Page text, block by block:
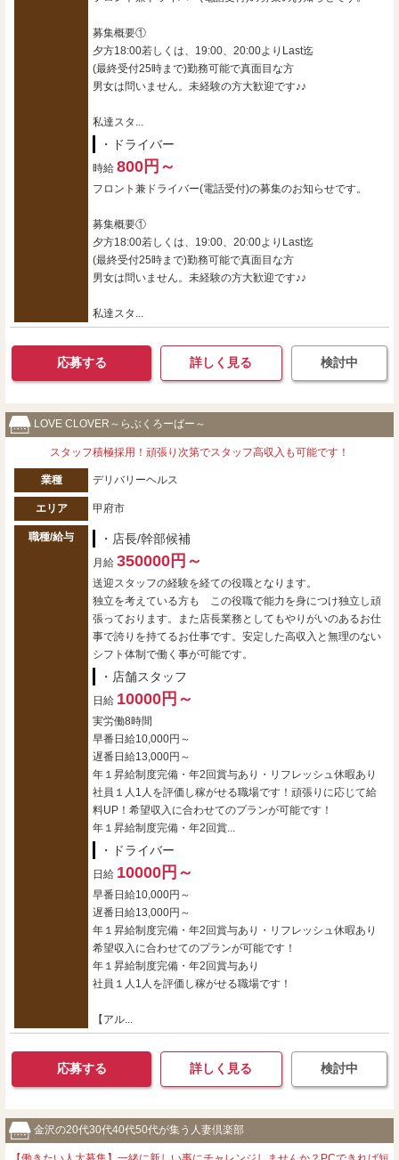
募集概要①
夕方18:00若しくは、19:00、20:00よりLast迄
(最終受付25時まで)勤務可能で真面目な方
男女は問いません。未経験の方大歓迎です♪♪
私達スタ...
・ドライバー
時給 800円～
フロント兼ドライバー(電話受付)の募集のお知らせです。
募集概要①
夕方18:00若しくは、19:00、20:00よりLast迄
(最終受付25時まで)勤務可能で真面目な方
男女は問いません。未経験の方大歓迎です♪♪
私達スタ...
応募する 詳しく見る 検討中
LOVE CLOVER～らぶくろーばー～
スタッフ積極採用！頑張り次第でスタッフ高収入も可能です！
業種 デリバリーヘルス
エリア 甲府市
職種/給与 ・店長/幹部候補
月給 350000円～
送迎スタッフの経験を経ての役職となります。
独立を考えている方も この役職で能力を身につけ独立し頑
張っております。また店長業務としてもやりがいのあるお仕
事で誇りを持てるお仕事です。安定した高収入と無理のない
シフト体制で働く事が可能です。
・店舗スタッフ
日給 10000円～
実労働8時間
早番日給10,000円～
遅番日給13,000円～
年１昇給制度完備・年2回賞与あり・リフレッシュ休暇あり
社員１人1人を評価し稼がせる職場です！頑張りに応じて給
料UP！希望収入に合わせてのプランが可能です！
年１昇給制度完備・年2回賞...
・ドライバー
日給 10000円～
早番日給10,000円～
遅番日給13,000円～
年１昇給制度完備・年2回賞与あり・リフレッシュ休暇あり
希望収入に合わせてのプランが可能です！
年１昇給制度完備・年2回賞与あり
社員１人1人を評価し稼がせる職場です！
【アル...
応募する 詳しく見る 検討中
金沢の20代30代40代50代が集う人妻倶楽部